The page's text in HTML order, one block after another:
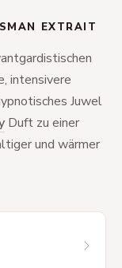
EXTRAIT
intensivere
Juwel
Duft zu einer
und wärmer